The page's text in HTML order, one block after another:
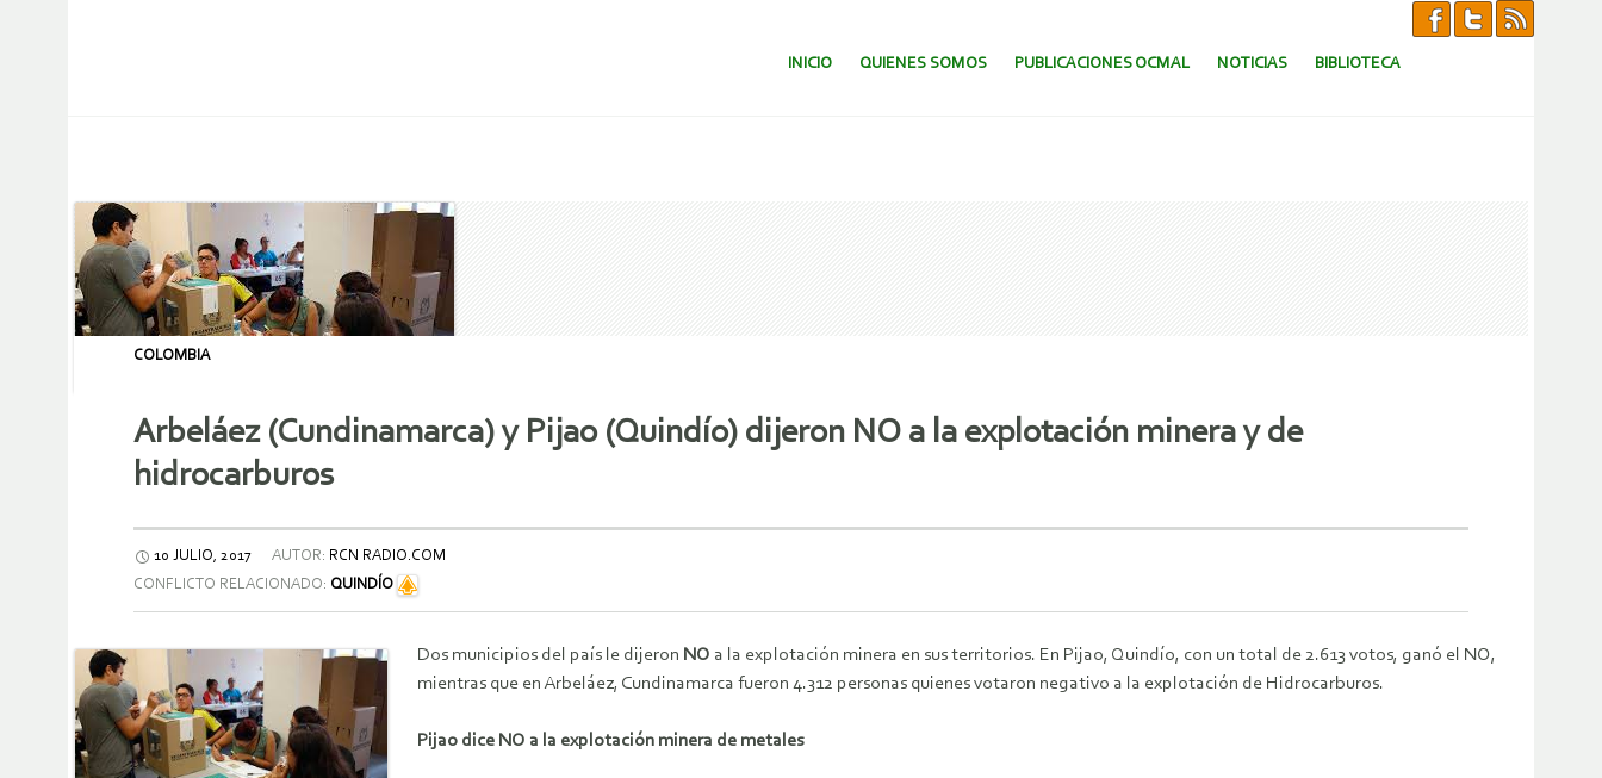
SALTAR AL CONTENIDO.
INICIO QUIENES SOMOS PUBLICACIONES OCMAL NOTICIAS BIBLIOTECA
COLOMBIA
Arbeláez (Cundinamarca) y Pijao (Quindío) dijeron NO a la explotación minera y de
hidrocarburos
10 JULIO, 2017 AUTOR: RCN RADIO.COM
CONFLICTO RELACIONADO: QUINDÍO
Dos municipios del país le dijeron NO a la explotación minera en sus territorios. En Pijao, Quindío, con un total de 2.613 votos, ganó el NO,
mientras que en Arbeláez, Cundinamarca fueron 4.312 personas quienes votaron negativo a la explotación de Hidrocarburos.
Pijao dice NO a la explotación minera de metales